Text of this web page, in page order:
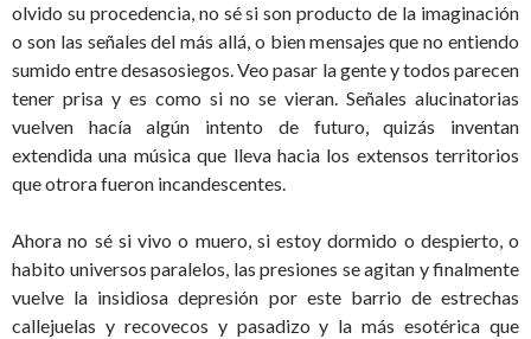
olvido su procedencia, no sé si son producto de la imaginación
o son las señales del más allá, o bien mensajes que no entiendo
sumido entre desasosiegos. Veo pasar la gente y todos parecen
tener prisa y es como si no se vieran. Señales alucinatorias
vuelven hacía algún intento de futuro, quizás inventan
extendida una música que lleva hacia los extensos territorios
que otrora fueron incandescentes.
Ahora no sé si vivo o muero, si estoy dormido o despierto, o
habito universos paralelos, las presiones se agitan y finalmente
vuelve la insidiosa depresión por este barrio de estrechas
callejuelas y recovecos y pasadizo y la más esotérica que